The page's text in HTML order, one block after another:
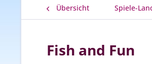
Übersicht Spiele-
Fish and Fun